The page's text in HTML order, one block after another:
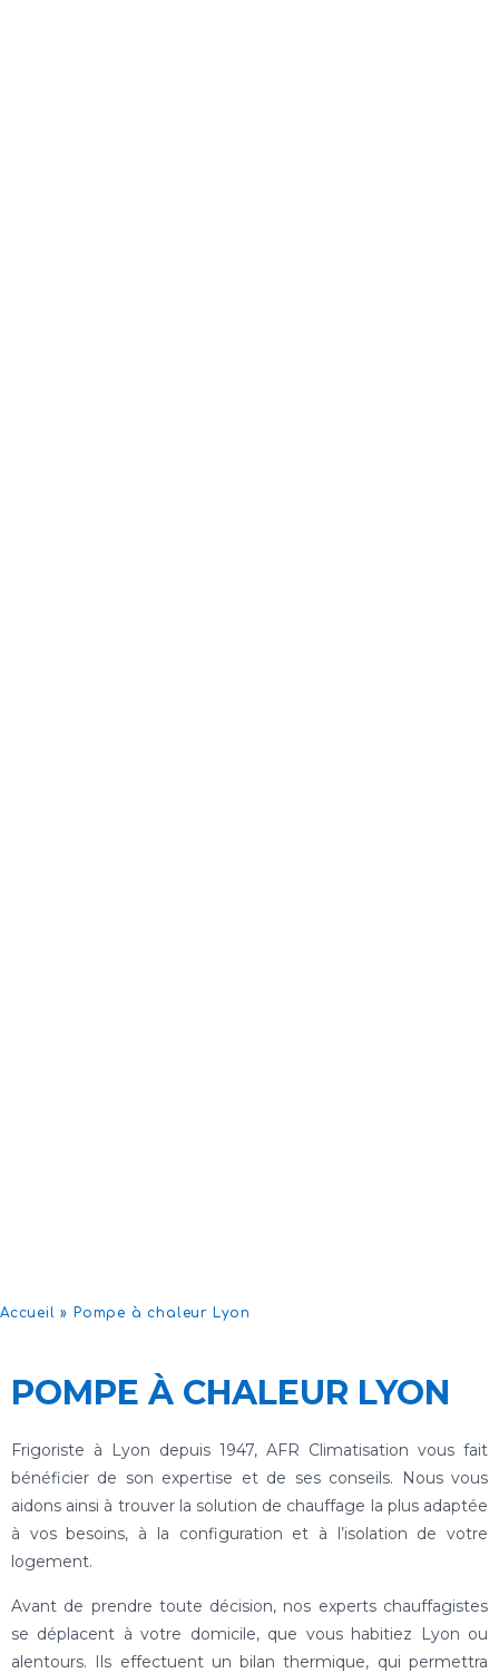
Accueil » Pompe à chaleur Lyon
POMPE À CHALEUR LYON
Frigoriste à Lyon depuis 1947, AFR Climatisation vous fait
bénéficier de son expertise et de ses conseils. Nous vous
aidons ainsi à trouver la solution de chauffage la plus adaptée
à vos besoins, à la configuration et à l’isolation de votre
logement.
Avant de prendre toute décision, nos experts chauffagistes
se déplacent à votre domicile, que vous habitiez Lyon ou
alentours. Ils effectuent un bilan thermique, qui permettra